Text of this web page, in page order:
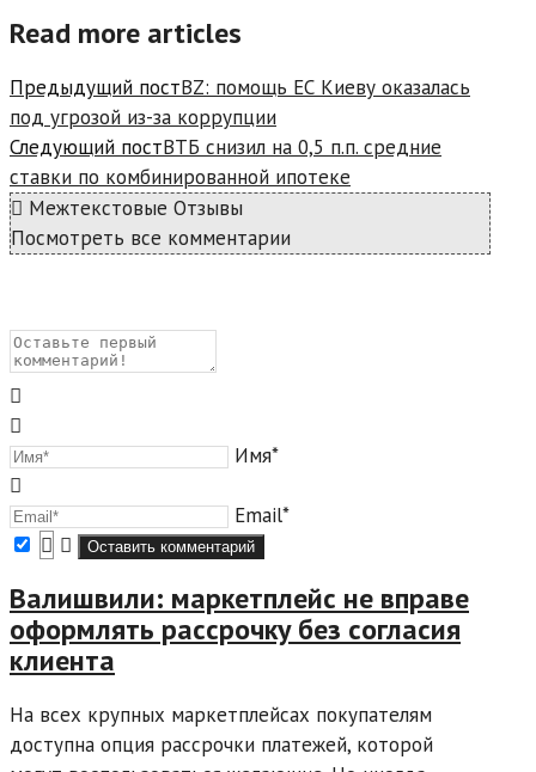
Read more articles
Предыдущий постBZ: помощь ЕС Киеву оказалась
под угрозой из-за коррупции
Следующий постВТБ снизил на 0,5 п.п. средние
ставки по комбинированной ипотеке
Межтекстовые Отзывы
Посмотреть все комментарии
Имя*
Email*
Валишвили: маркетплейс не вправе
оформлять рассрочку без согласия
клиента
На всех крупных маркетплейсах покупателям
доступна опция рассрочки платежей, которой